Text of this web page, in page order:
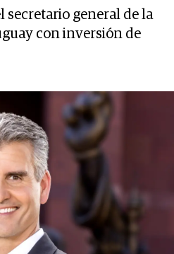
secretario general de la
con inversión de